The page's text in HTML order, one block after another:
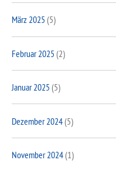
März 2025 (5)
Februar 2025 (2)
Januar 2025 (5)
Dezember 2024(5)
November 2024(1)